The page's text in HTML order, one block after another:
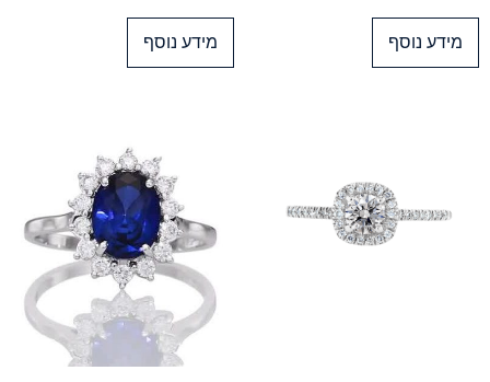
מידע נוסף מידע נוסף